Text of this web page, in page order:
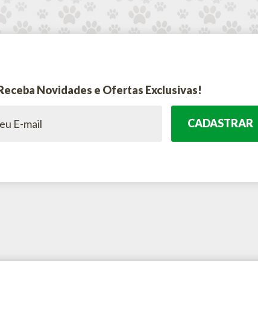
Novidades e Ofertas Exclusivas!
CADASTRAR